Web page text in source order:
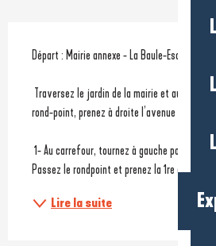
Description
Départ : Mairie annexe - La Baule-Escoublac
rond-point, prenez à droite l’avenue de la
Passez le rondpoint et prenez la 1re à gauche,
Lire la suite